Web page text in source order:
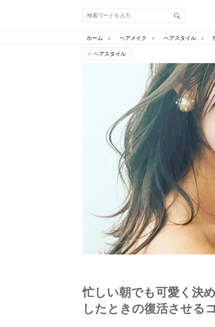
ホーム ヘアメイク ヘアスタイル
ヘアスタイル
忙しい朝でも可愛く決
したときの復活させる